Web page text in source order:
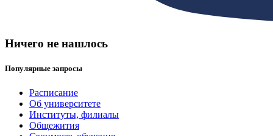
Ничего не нашлось
Популярные запросы
Расписание
Об университете
Институты, филиалы
Общежития